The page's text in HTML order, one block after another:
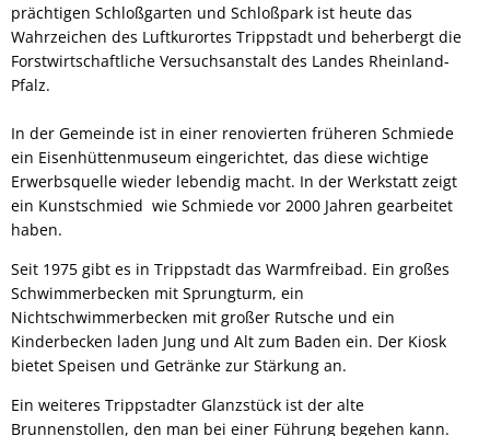
prächtigen Schloßgarten und Schloßpark ist heute das
Wahrzeichen des Luftkurortes Trippstadt und beherbergt die
Forstwirtschaftliche Versuchsanstalt des Landes Rheinland-
Pfalz.
In der Gemeinde ist in einer renovierten früheren Schmiede
ein Eisenhüttenmuseum eingerichtet, das diese wichtige
Erwerbsquelle wieder lebendig macht. In der Werkstatt zeigt
ein Kunstschmied wie Schmiede vor 2000 Jahren gearbeitet
haben.
Seit 1975 gibt es in Trippstadt das Warmfreibad. Ein großes
Schwimmerbecken mit Sprungturm, ein
Nichtschwimmerbecken mit großer Rutsche und ein
Kinderbecken laden Jung und Alt zum Baden ein. Der Kiosk
bietet Speisen und Getränke zur Stärkung an.
Ein weiteres Trippstadter Glanzstück ist der alte
Brunnenstollen, den man bei einer Führung begehen kann.